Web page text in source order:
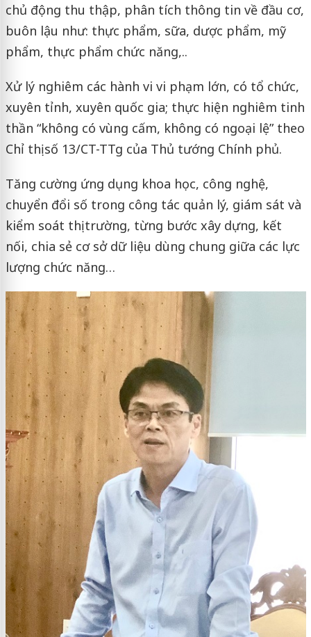
chủ động thu thập, phân tích thông tin về đầu cơ,
buôn lậu như: thực phẩm, sữa, dược phẩm, mỹ
phẩm, thực phẩm chức năng,..
Xử lý nghiêm các hành vi vi phạm lớn, có tổ chức,
xuyên tỉnh, xuyên quốc gia; thực hiện nghiêm tinh
thần “không có vùng cấm, không có ngoại lệ” theo
Chỉ thị số 13/CT-TTg của Thủ tướng Chính phủ.
Tăng cường ứng dụng khoa học, công nghệ,
chuyển đổi số trong công tác quản lý, giám sát và
kiểm soát thị trường, từng bước xây dựng, kết
nối, chia sẻ cơ sở dữ liệu dùng chung giữa các lực
lượng chức năng…